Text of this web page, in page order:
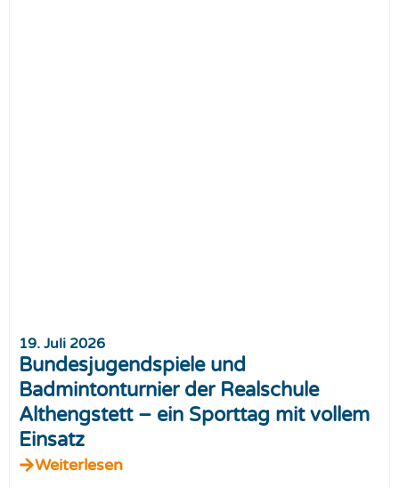
19. Juli 2026
Bundesjugendspiele und
Badmintonturnier der Realschule
Althengstett – ein Sporttag mit vollem
Einsatz
Weiterlesen